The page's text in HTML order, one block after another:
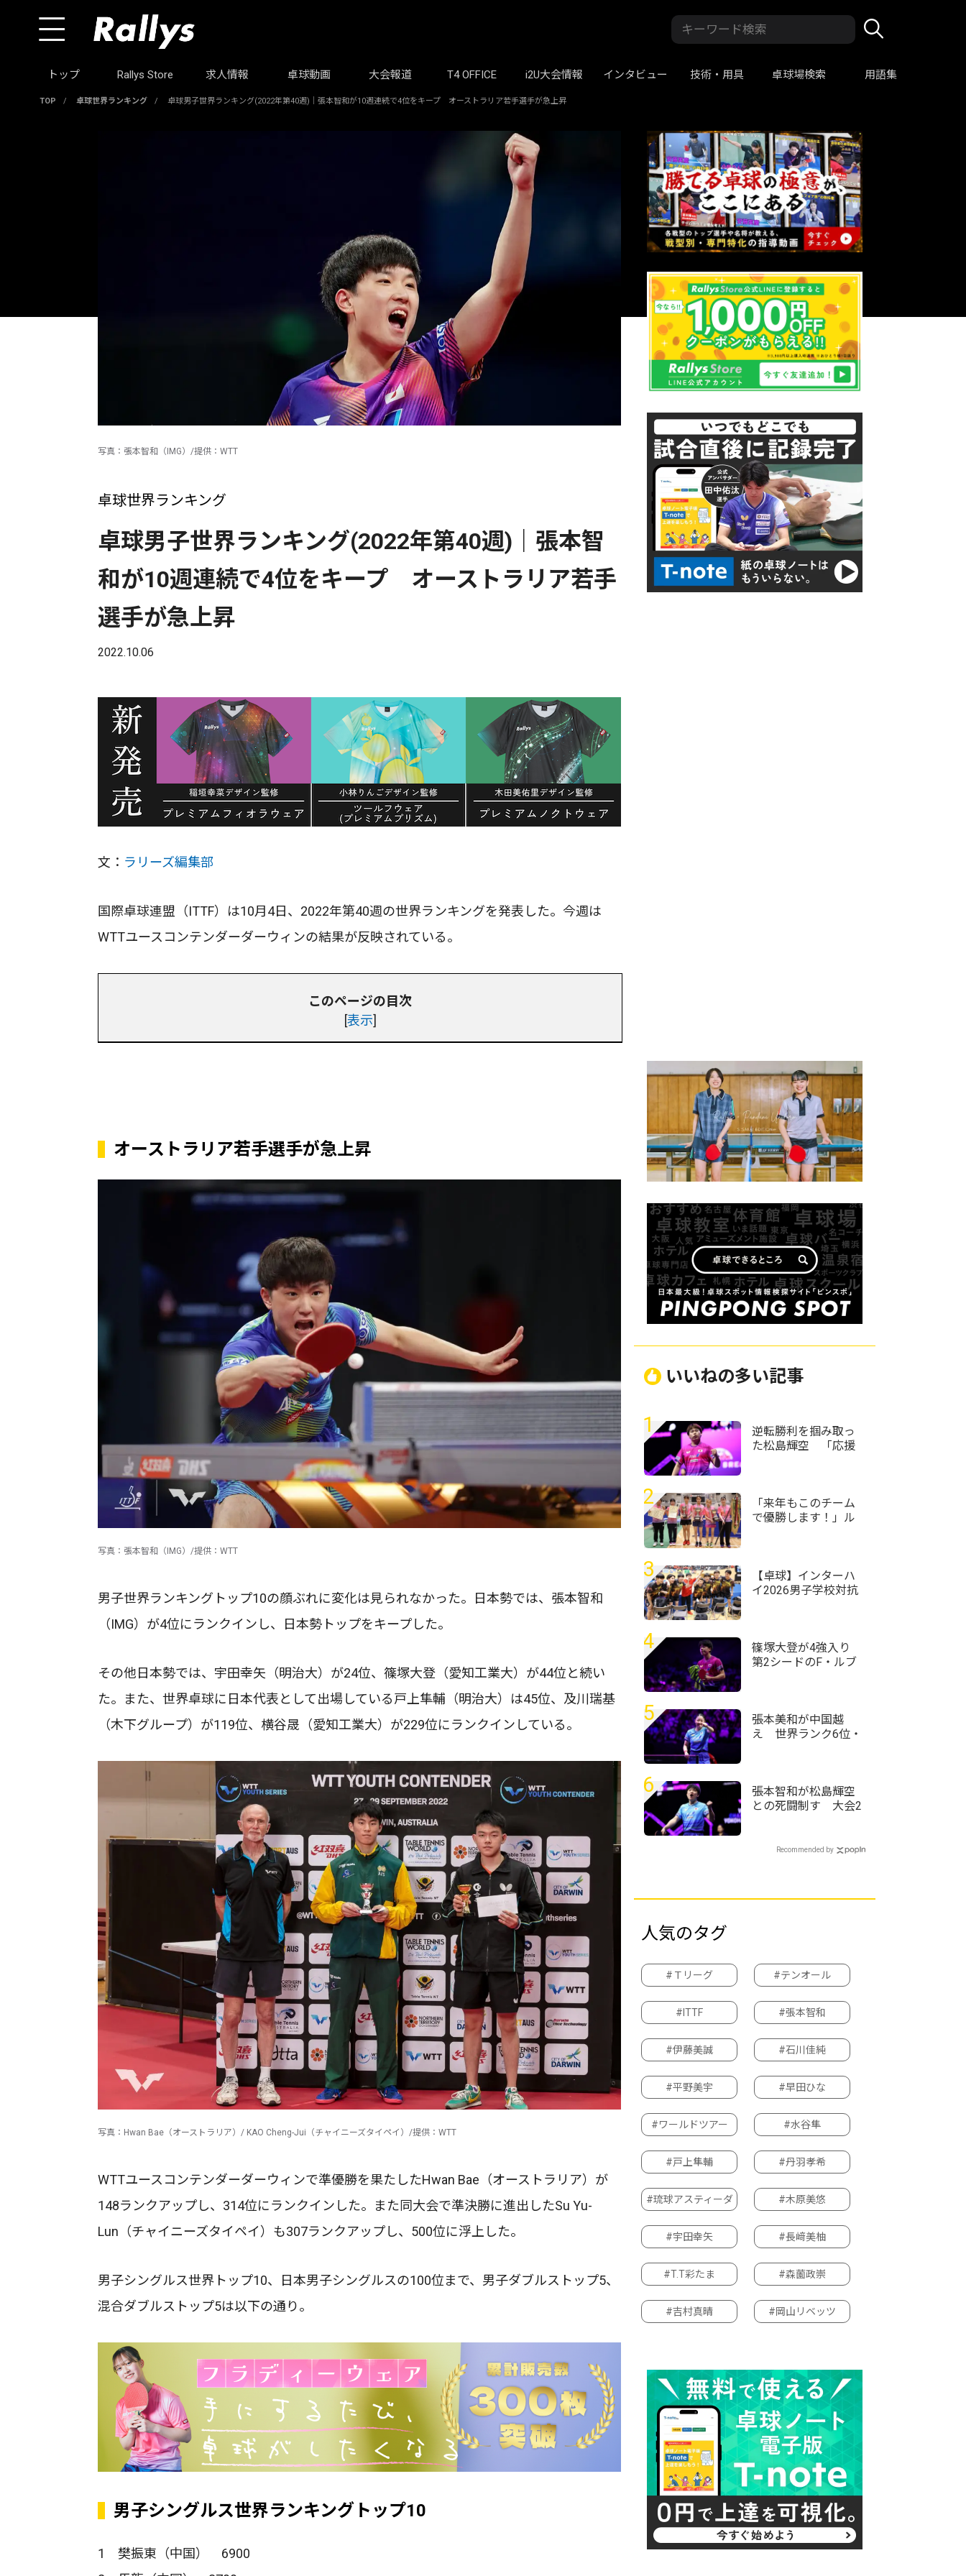
トップ Rallys Store 求人情報 卓球動画 大会報道 T4 OFFICE i2U大会情報 インタビュー 技術・用具 卓球場検索 用語集
TOP / 卓球世界ランキング / 卓球男子世界ランキング(2022年第40週)｜張本智和が10週連続で4位をキープ オーストラリア若手選手が急上昇
写真：張本智和（IMG）/提供：WTT
卓球世界ランキング
卓球男子世界ランキング(2022年第40週)｜張本智
和が10週連続で4位をキープ オーストラリア若手
選手が急上昇
2022.10.06
文： ラリーズ編集部
国際卓球連盟（ITTF）は10月4日、2022年第40週の世界ランキングを発表した。今週は
WTTユースコンテンダーダーウィンの結果が反映されている。
このページの目次
[表示]
オーストラリア若手選手が急上昇
写真：張本智和（IMG）/提供：WTT
男子世界ランキングトップ10の顔ぶれに変化は見られなかった。日本勢では、張本智和
（IMG）が4位にランクインし、日本勢トップをキープした。
その他日本勢では、宇田幸矢（明治大）が24位、篠塚大登（愛知工業大）が44位と続い
た。また、世界卓球に日本代表として出場している戸上隼輔（明治大）は45位、及川瑞基
（木下グループ）が119位、横谷晟（愛知工業大）が229位にランクインしている。
写真：Hwan Bae（オーストラリア）/ KAO Cheng-Jui（チャイニーズタイペイ）/提供：WTT
WTTユースコンテンダーダーウィンで準優勝を果たしたHwan Bae（オーストラリア）が
148ランクアップし、314位にランクインした。また同大会で準決勝に進出したSu Yu-
Lun（チャイニーズタイペイ）も307ランクアップし、500位に浮上した。
男子シングルス世界トップ10、日本男子シングルスの100位まで、男子ダブルストップ5、
混合ダブルストップ5は以下の通り。
男子シングルス世界ランキングトップ10
1 樊振東（中国） 6900
いいねの多い記事
1
逆転勝利を掴み取っ
た松島輝空 「応援
ンズ横浜2026＞
2
「来年もこのチーム
で優勝します！」ル
通信制卓球大会＞
3
【卓球】インターハ
イ2026男子学校対抗
4
篠塚大登が4強入り
第2シードのF・ルブ
5
張本美和が中国越
え 世界ランク6位・
2026＞
6
張本智和が松島輝空
との死闘制す 大会2
卓球・WTTチャンピ
Recommended by
人気のタグ
#Ｔリーグ #テンオール
#ITTF #張本智和
#伊藤美誠 #石川佳純
#平野美宇 #早田ひな
#ワールドツアー #水谷隼
#戸上隼輔 #丹羽孝希
#琉球アスティーダ #木原美悠
#宇田幸矢 #長﨑美柚
#T.T彩たま #森薗政崇
#吉村真晴 #岡山リベッツ